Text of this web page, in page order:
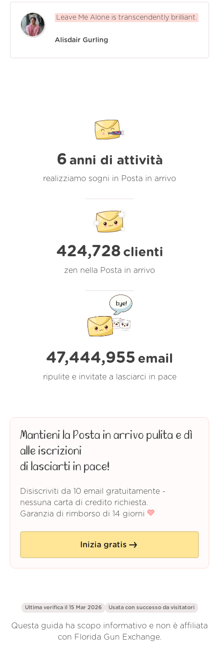
Leave Me Alone is transcendently brilliant.
Alisdair Gurling
6 anni di attività
realizziamo sogni in Posta in arrivo
424,728 clienti
zen nella Posta in arrivo
47,444,955 email
ripulite e invitate a lasciarci in pace
Mantieni la Posta in arrivo pulita e dì
alle iscrizioni
di lasciarti in pace!
Disiscriviti da 10 email gratuitamente -
nessuna carta di credito richiesta.
Garanzia di rimborso di 14 giorni
Inizia gratis
Ultima verifica il 15 Mar 2026 Usata con successo da visitatori
Questa guida ha scopo informativo e non è affiliata
con Florida Gun Exchange.